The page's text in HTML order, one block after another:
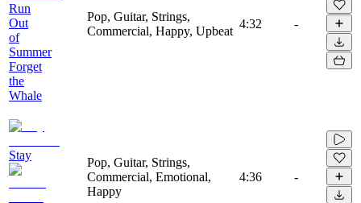
Run
Out
of
Summer
Forget
the
Whale
Pop, Guitar, Strings,
Commercial, Happy, Upbeat
4:32 -
Stay
Pop, Guitar, Strings,
Commercial, Emotional,
Happy
4:36 -